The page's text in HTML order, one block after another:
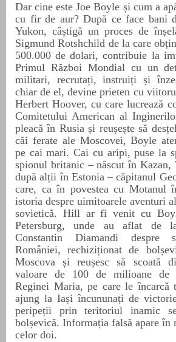
Dar cine este Joe Boyle și cum a
cu fir de aur? După ce face bani
Yukon, câștigă un proces de
Sigmund Rotshchild de la care
500.000 de dolari, contribuie la
Primul Război Mondial cu un
militari, recrutați, instruiți și
chiar de el, devine prieten cu
Herbert Hoover, cu care lucrează
Comitetului American al
pleacă în Rusia și reușește să
căi ferate ale Moscovei, Boyle
pe cai mari. Cai cu aripi, puse la
spionul britanic – născut în Kazan,
după alții în Estonia – căpitanul
care, ca în povestea cu Motanul
istoria despre uimitoarele aventuri
sovietică. Hill ar fi venit cu
Petersburg, unde au aflat de
Constantin Diamandi despre
României, rechiziționat de
Moscova și reușesc să scoată
valoare de 100 de milioane
Reginei Maria, pe care le încarcă
ajung la Iași încununați de
peripeții prin teritoriul inamic
bolșevică. Informația falsă apare
celor doi.